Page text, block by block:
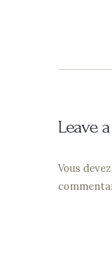
Leave
Vous devez